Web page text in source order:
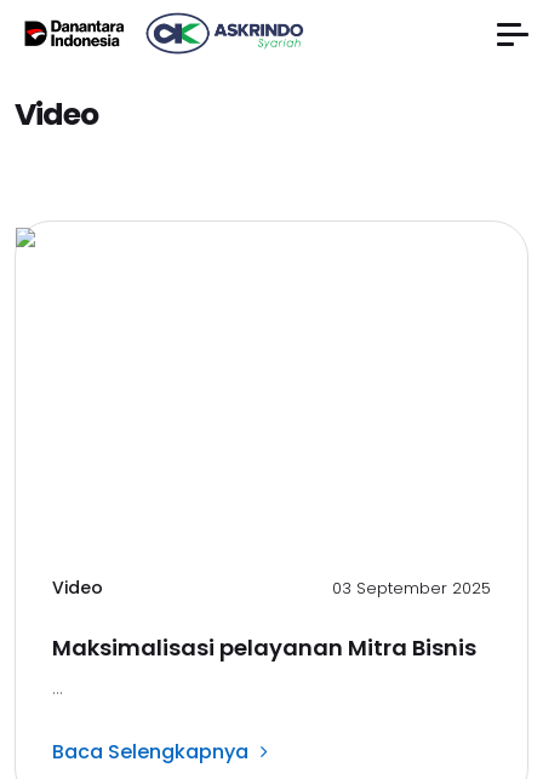
Video
Video 03 September 2025
Maksimalisasi pelayanan Mitra Bisnis
...
Baca Selengkapnya